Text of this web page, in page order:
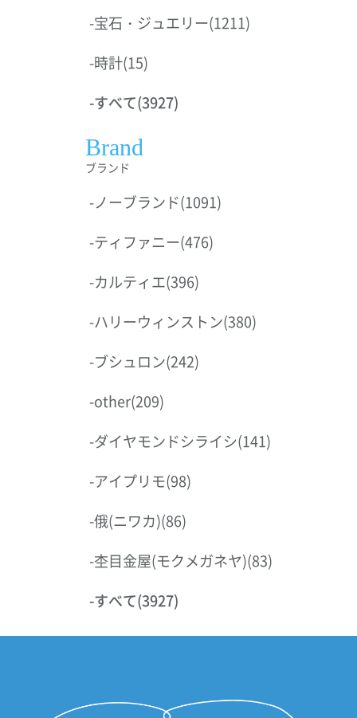
-宝石・ジュエリー(1211)
-時計(15)
-すべて(3927)
Brand
ブランド
-ノーブランド(1091)
-ティファニー(476)
-カルティエ(396)
-ハリーウィンストン(380)
-ブシュロン(242)
-other(209)
-ダイヤモンドシライシ(141)
-アイプリモ(98)
-俄(ニワカ)(86)
-杢目金屋(モクメガネヤ)(83)
-すべて(3927)